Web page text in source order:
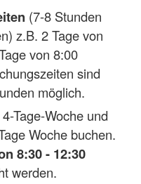
(7-8 Stunden
z.B. 2 Tage von
von 8:00
sind
möglich.
Tage-Woche und
Woche buchen.
8:30 - 12:30
werden.